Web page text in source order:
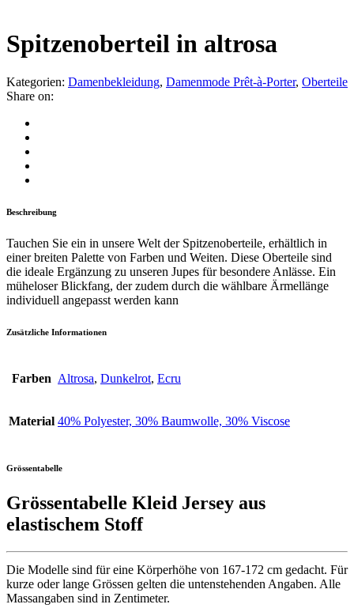
Spitzenoberteil in altrosa
Kategorien: Damenbekleidung, Damenmode Prêt-à-Porter, Oberteile
Share on:
Beschreibung
Tauchen Sie ein in unsere Welt der Spitzenoberteile, erhältlich in
einer breiten Palette von Farben und Weiten. Diese Oberteile sind
die ideale Ergänzung zu unseren Jupes für besondere Anlässe. Ein
müheloser Blickfang, der zudem durch die wählbare Ärmellänge
individuell angepasst werden kann
Zusätzliche Informationen
Farben Altrosa, Dunkelrot, Ecru
Material 40% Polyester, 30% Baumwolle, 30% Viscose
Grössentabelle
Grössentabelle Kleid Jersey aus
elastischem Stoff
Die Modelle sind für eine Körperhöhe von 167-172 cm gedacht. Für
kurze oder lange Grössen gelten die untenstehenden Angaben. Alle
Massangaben sind in Zentimeter.